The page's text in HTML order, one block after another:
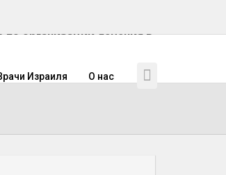
организации лечения в
Израиля О нас